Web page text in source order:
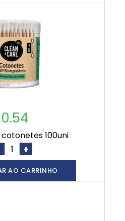
0.54
cotonetes 100uni
+
AO CARRINHO